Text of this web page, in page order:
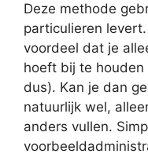
Deze methode
particulieren
voordeel dat je
hoeft bij te houden
dus). Kan je dan
natuurlijk wel,
anders vullen.